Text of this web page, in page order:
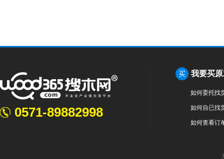
0571-89882998
买 我要买
如何委托找
如何自已找
如何查看订